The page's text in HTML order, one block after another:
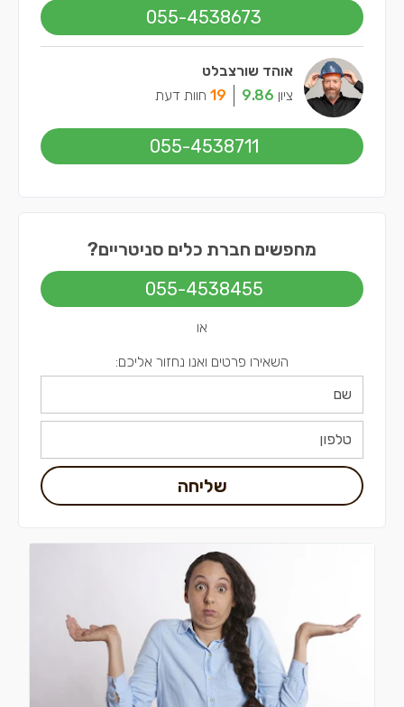
055-4538673
אוהד שורצבלט
ציון 9.86
19 חוות דעת
055-4538711
מחפשים חברת כלים סניטריים?
055-4538455
או
השאירו פרטים ואנו נחזור אליכם:
שליחה